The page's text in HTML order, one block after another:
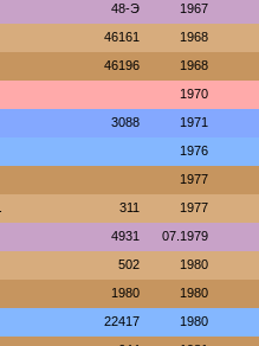
48-Э 1967
46161 1968
46196 1968
1970
3088 1971
1976
1977
311 1977
4931 07.1979
502 1980
1980 1980
22417 1980